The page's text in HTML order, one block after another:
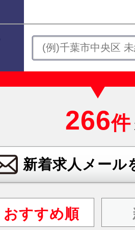
266件
新着求人メール
おすすめ順